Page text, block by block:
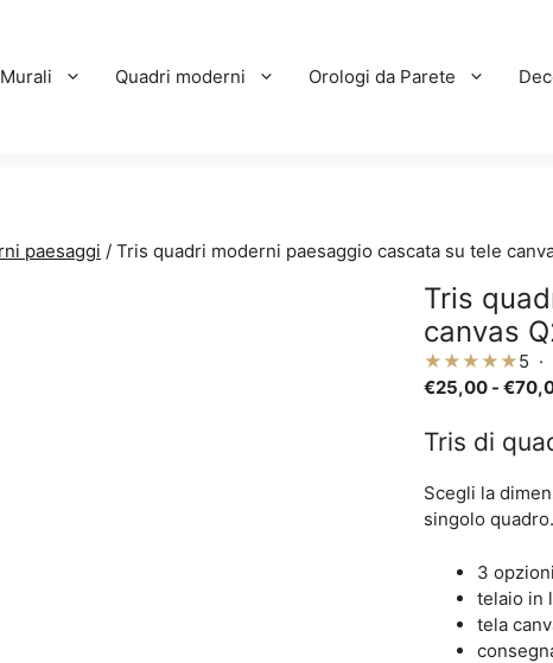
Quadri moderni Orologi da Parete
paesaggi / Tris quadri moderni paesaggio cascata su tele
Tris
canvas
★★★★★5 ·
€25,00 - €
Tris di
Scegli la
singolo quadro.
3
telaio in
tela